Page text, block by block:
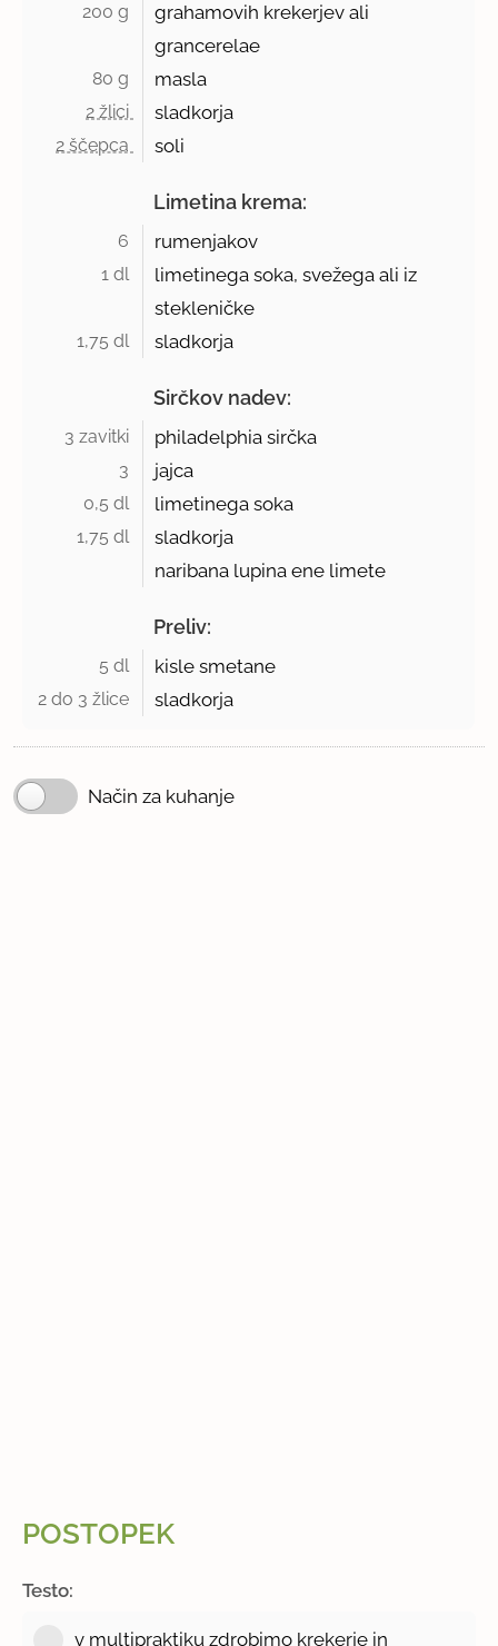
200 g
grahamovih krekerjev ali
grancerelae
80 g masla
2 žlici sladkorja
2 ščepca soli
Limetina krema:
6 rumenjakov
1 dl
limetinega soka, svežega ali iz
stekleničke
1,75 dl sladkorja
Sirčkov nadev:
3 zavitki philadelphia sirčka
3 jajca
0,5 dl limetinega soka
1,75 dl
sladkorja
naribana lupina ene limete
Preliv:
5 dl kisle smetane
2 do 3 žlice sladkorja
Način za kuhanje
POSTOPEK
Testo:
v multipraktiku zdrobimo krekerje in